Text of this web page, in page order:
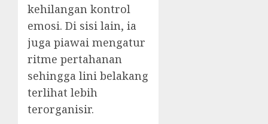
kehilangan kontrol
emosi. Di sisi lain, ia
juga piawai mengatur
ritme pertahanan
sehingga lini belakang
terlihat lebih
terorganisir.